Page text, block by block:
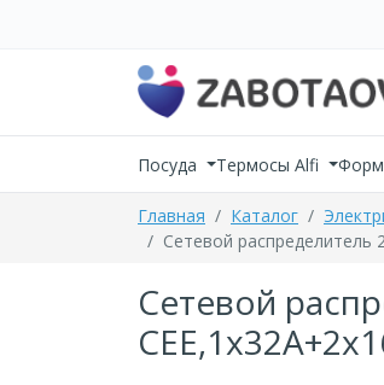
Посуда Термосы Alfi
Главная Каталог
Сетевой распределитель
Сетевой